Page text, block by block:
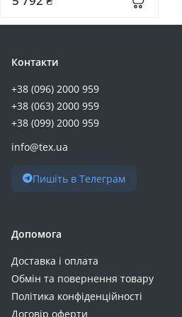
Romoss (+5)
Timeusb (+5)
Beston (+4)
CATL (+4)
Nitecore (+4)
Oukitel (+4)
RivaCase (+4)
V-TAC (+4)
Контакти
+38 (096) 2000 959
+38 (063) 2000 959
+38 (099) 2000 959
info@tex.ua
Пишіть в Телеграм
Допомога
Доставка і оплата
Обмін та повернення товару
Політика конфіденційності
Договір оферти